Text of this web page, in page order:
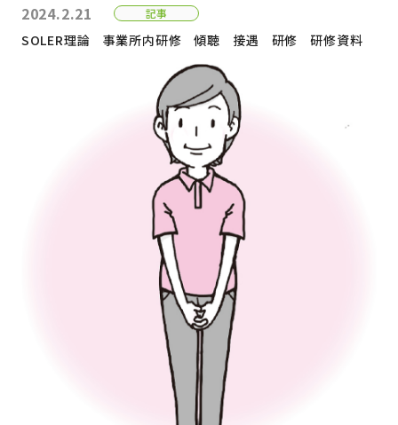
2024.2.21 記事
SOLER理論 事業所内研修 傾聴 接遇 研修 研修資料